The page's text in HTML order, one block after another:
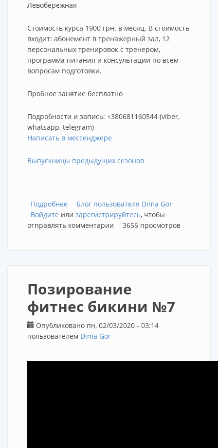
Левобережная
Стоимость курса 1900 грн. в месяц. В стоимость
входит: абонемент в тренажерный зал, 12
персональных тренировок с тренером,
программа питания и консультации по всем
вопросам подготовки.
Пробное занятие бесплатно
Подробности и запись: +380681160544 (viber,
whatsapp, telegram)
Написать в мессенджере
Выпускницы предыдущих сезонов
Подробнее о Подготовка фитнес бикини в Киеве для
начинающих
Блог пользователя Dima Gor
Войдите или зарегистрируйтесь, чтобы
отправлять комментарии
3656 просмотров
Позирование
фитнес бикини №7
Опубликовано пн, 02/03/2020 - 03:14
пользователем Dima Gor